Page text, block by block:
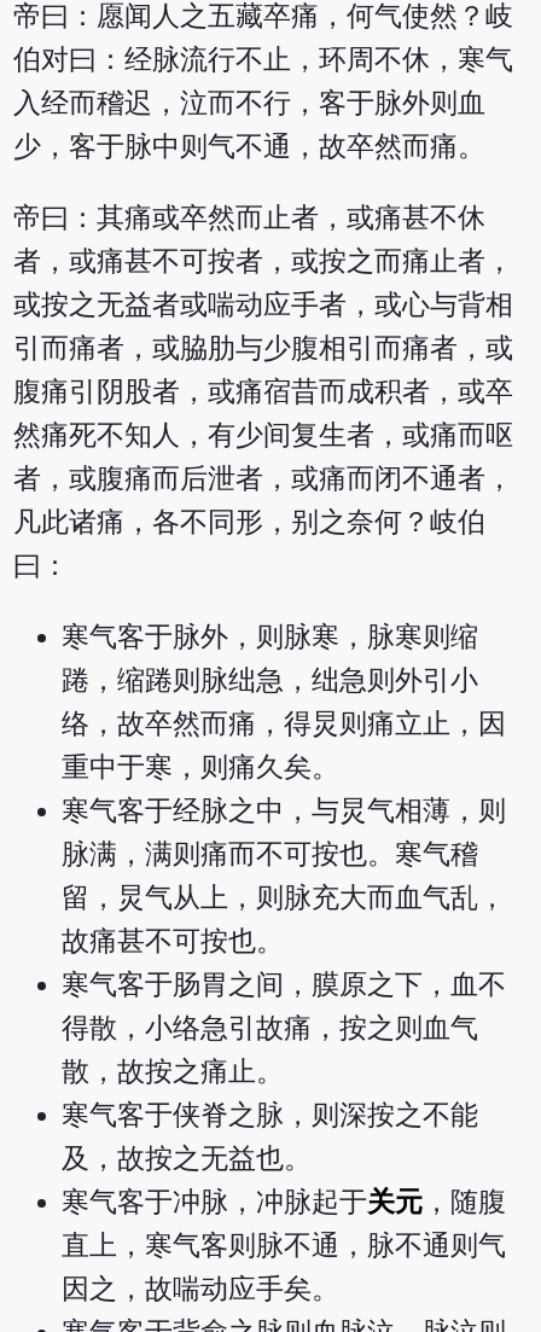
帝曰：愿闻人之五藏卒痛，何气使然？岐
伯对曰：经脉流行不止，环周不休，寒气
入经而稽迟，泣而不行，客于脉外则血
少，客于脉中则气不通，故卒然而痛。
帝曰：其痛或卒然而止者，或痛甚不休
者，或痛甚不可按者，或按之而痛止者，
或按之无益者或喘动应手者，或心与背相
引而痛者，或脇肋与少腹相引而痛者，或
腹痛引阴股者，或痛宿昔而成积者，或卒
然痛死不知人，有少间复生者，或痛而呕
者，或腹痛而后泄者，或痛而闭不通者，
凡此诸痛，各不同形，别之奈何？岐伯
曰：
寒气客于脉外，则脉寒，脉寒则缩
踡，缩踡则脉绌急，绌急则外引小
络，故卒然而痛，得炅则痛立止，因
重中于寒，则痛久矣。
寒气客于经脉之中，与炅气相薄，则
脉满，满则痛而不可按也。寒气稽
留，炅气从上，则脉充大而血气乱，
故痛甚不可按也。
寒气客于肠胃之间，膜原之下，血不
得散，小络急引故痛，按之则血气
散，故按之痛止。
寒气客于侠脊之脉，则深按之不能
及，故按之无益也。
寒气客于冲脉，冲脉起于关元 ，随腹
直上，寒气客则脉不通，脉不通则气
因之，故喘动应手矣。